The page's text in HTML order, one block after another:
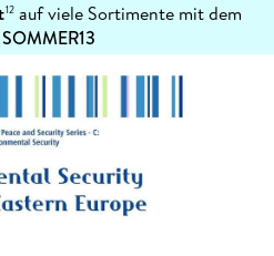
12auf viele Sortimente mit dem
SOMMER13